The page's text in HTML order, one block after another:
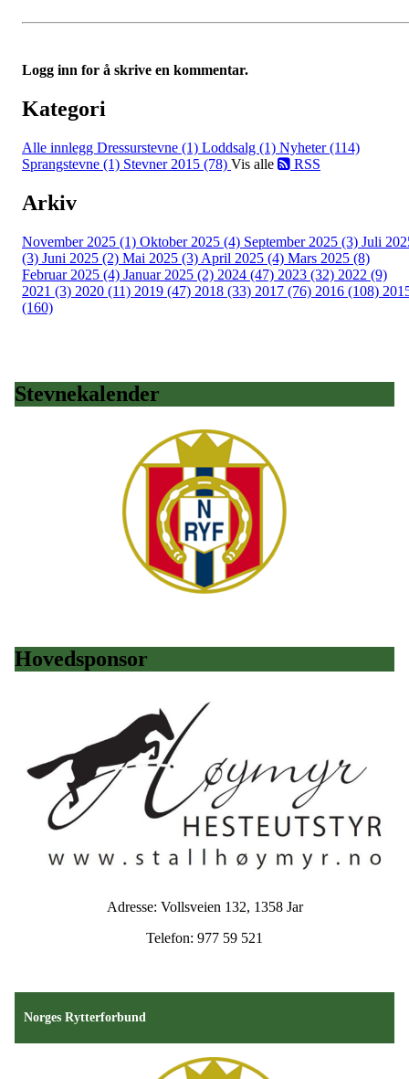
Logg inn for å skrive en kommentar.
Kategori
Alle innlegg Dressurstevne (1) Loddsalg (1) Nyheter (114)
Sprangstevne (1) Stevner 2015 (78) Vis alle RSS
Arkiv
November 2025 (1) Oktober 2025 (4) September 2025 (3) Juli
(3) Juni 2025 (2) Mai 2025 (3) April 2025 (4) Mars 2025 (8)
Februar 2025 (4) Januar 2025 (2) 2024 (47) 2023 (32) 2022 (9)
2021 (3) 2020 (11) 2019 (47) 2018 (33) 2017 (76) 2016 (108)
(160)
Stevnekalender
Hovedsponsor
Adresse: Vollsveien 132, 1358 Jar
Telefon: 977 59 521
Norges Rytterforbund